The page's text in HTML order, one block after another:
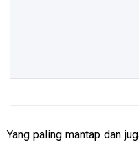
Yang paling mantap dan